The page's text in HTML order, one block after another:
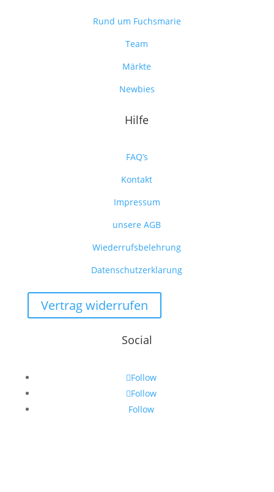
Rund um Fuchsmarie
Team
Märkte
Newbies
Hilfe
FAQ’s
Kontakt
Impressum
unsere AGB
Wiederrufsbelehrung
Datenschutzerklarung
Vertrag widerrufen
Social
Follow
Follow
Follow